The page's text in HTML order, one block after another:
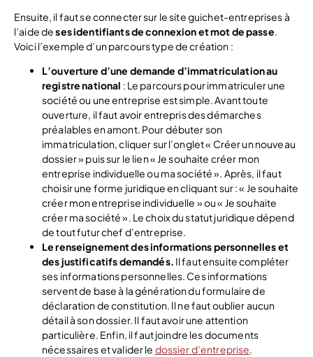
Ensuite, il faut se connecter sur le site guichet-entreprises à
l’aide deses identifiants de connexion et mot de passe.
Voici l’exemple d’un parcours type de création :
L’ouverture d’une demande d’immatriculation au
registre national : Le parcours pour immatriculer une
société ou une entreprise est simple. Avant toute
ouverture, il faut avoir entrepris des démarches
préalables en amont. Pour débuter son
immatriculation, cliquer sur l’onglet « Créer un nouveau
dossier » puis sur le lien « Je souhaite créer mon
entreprise individuelle ou ma société ». Après, il faut
choisir une forme juridique en cliquant sur : « Je souhaite
créer mon entreprise individuelle » ou « Je souhaite
créer ma société ». Le choix du statut juridique dépend
de tout futur chef d’entreprise.
Le renseignement des informations personnelles et
des justificatifs demandés. Il faut ensuite compléter
ses informations personnelles. Ces informations
servent de base à la génération du formulaire de
déclaration de constitution. Il ne faut oublier aucun
détail à son dossier. Il faut avoir une attention
particulière. Enfin, il faut joindre les documents
nécessaires et valider le dossier d’entreprise.